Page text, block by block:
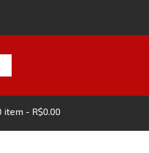
edição 143 com FRETE GRÁTIS -
item R$0.00